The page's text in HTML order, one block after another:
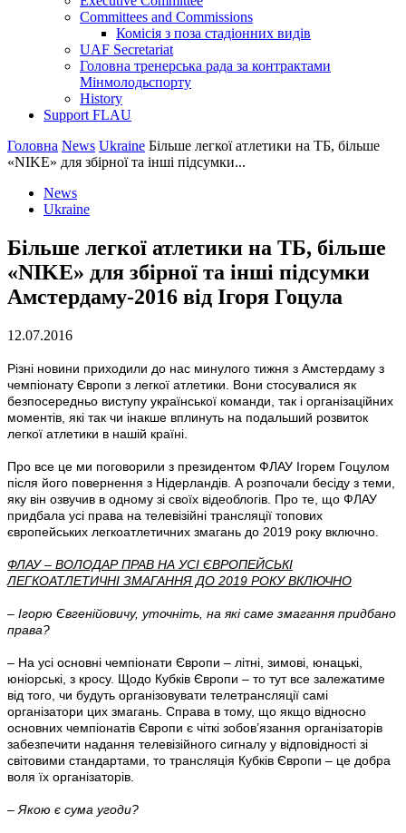
Committees and Commissions
Комісія з поза стадіонних видів
UAF Secretariat
Головна тренерська рада за контрактами
Мінмолодьспорту
History
Support FLAU
Головна News Ukraine Більше легкої атлетики на ТБ, більше
«NIKE» для збірної та інші підсумки...
News
Ukraine
Більше легкої атлетики на ТБ, більше
«NIKE» для збірної та інші підсумки
Амстердаму-2016 від Ігоря Гоцула
12.07.2016
Різні новини приходили до нас минулого тижня з Амстердаму з
чемпіонату Європи з легкої атлетики. Вони стосувалися як
безпосередньо виступу української команди, так і організаційних
моментів, які так чи інакше вплинуть на подальший розвиток
легкої атлетики в нашій країні.
Про все це ми поговорили з президентом ФЛАУ Ігорем Гоцулом
після його повернення з Нідерландів. А розпочали бесіду з теми,
яку він озвучив в одному зі своїх відеоблогів. Про те, що ФЛАУ
придбала усі права на телевізійні трансляції топових
європейських легкоатлетичних змагань до 2019 року включно.
ФЛАУ – ВОЛОДАР ПРАВ НА УСІ ЄВРОПЕЙСЬКІ
ЛЕГКОАТЛЕТИЧНІ ЗМАГАННЯ ДО 2019 РОКУ ВКЛЮЧНО
– Ігорю Євгенійовичу, уточніть, на які саме змагання придбано
права?
– На усі основні чемпіонати Європи – літні, зимові, юнацькі,
юніорські, з кросу. Щодо Кубків Європи – то тут все залежатиме
від того, чи будуть організовувати телетрансляції самі
організатори цих змагань. Справа в тому, що якщо відносно
основних чемпіонатів Європи є чіткі зобов’язання організаторів
забезпечити надання телевізійного сигналу у відповідності зі
світовими стандартами, то трансляція Кубків Європи – це добра
воля їх організаторів.
– Якою є сума угоди?